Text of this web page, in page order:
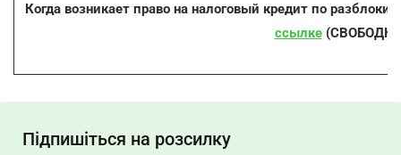
Когда возникает право на налоговый кредит по
ссылке
Підпишіться на розсилку